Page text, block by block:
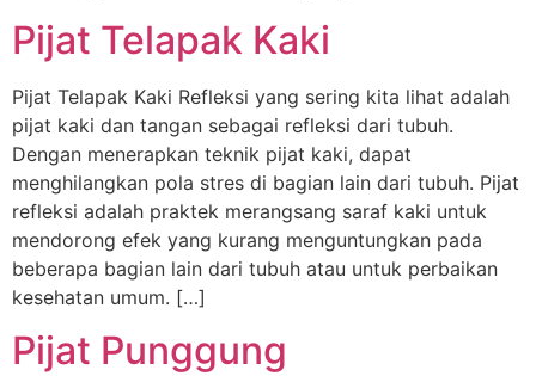
Pijat Telapak Kaki
Pijat Telapak Kaki Refleksi yang sering kita lihat adalah
pijat kaki dan tangan sebagai refleksi dari tubuh.
Dengan menerapkan teknik pijat kaki, dapat
menghilangkan pola stres di bagian lain dari tubuh. Pijat
refleksi adalah praktek merangsang saraf kaki untuk
mendorong efek yang kurang menguntungkan pada
beberapa bagian lain dari tubuh atau untuk perbaikan
kesehatan umum. […]
Pijat Punggung